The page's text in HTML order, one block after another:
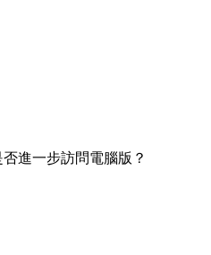
進一步訪問電腦版？